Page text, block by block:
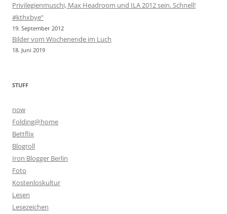
Privilegienmuschi, Max Headroom und ILA 2012 sein. Schnell!
#kthxbye“
19. September 2012
Bilder vom Wochenende im Luch
18. Juni 2019
STUFF
now
Folding@home
Bettflix
Blogroll
Iron Blogger Berlin
Foto
Kostenloskultur
Lesen
Lesezeichen